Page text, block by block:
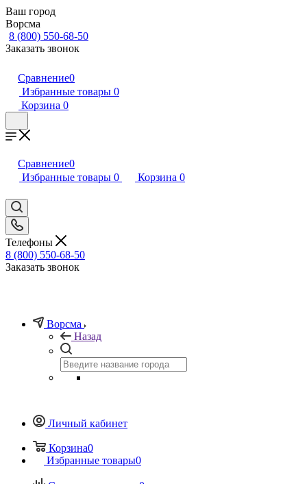
Ваш город
Ворсма
8 (800) 550-68-50
Заказать звонок
Сравнение0
Избранные товары 0
Корзина 0
Сравнение0
Избранные товары 0 Корзина 0
Телефоны
8 (800) 550-68-50
Заказать звонок
Ворсма
Назад
Личный кабинет
Корзина0
Избранные товары0